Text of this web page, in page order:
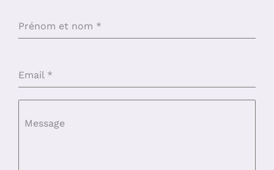
Prénom et nom *
Email *
Message